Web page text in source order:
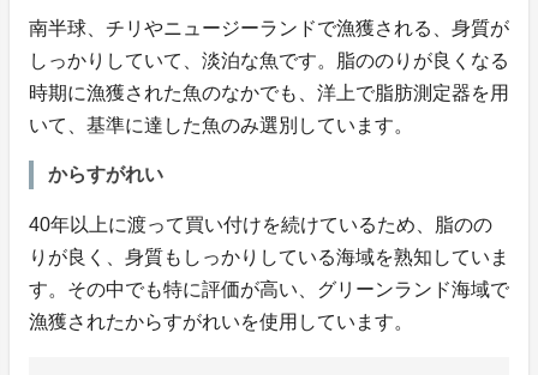
南半球、チリやニュージーランドで漁獲される、身質が
しっかりしていて、淡泊な魚です。脂ののりが良くなる
時期に漁獲された魚のなかでも、洋上で脂肪測定器を用
いて、基準に達した魚のみ選別しています。
からすがれい
40年以上に渡って買い付けを続けているため、脂のの
りが良く、身質もしっかりしている海域を熟知していま
す。その中でも特に評価が高い、グリーンランド海域で
漁獲されたからすがれいを使用しています。